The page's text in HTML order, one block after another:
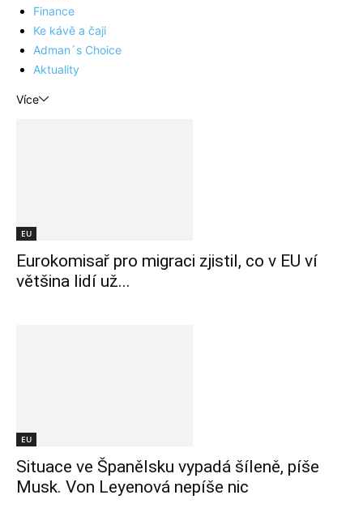
Finance
Ke kávě a čaji
Adman´s Choice
Aktuality
Více
EU
Eurokomisař pro migraci zjistil, co v EU ví
většina lidí už...
EU
Situace ve Španělsku vypadá šíleně, píše
Musk. Von Leyenová nepíše nic